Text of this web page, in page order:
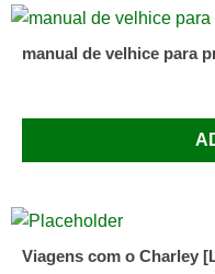
manual de velhice para
Viagens com o Charley